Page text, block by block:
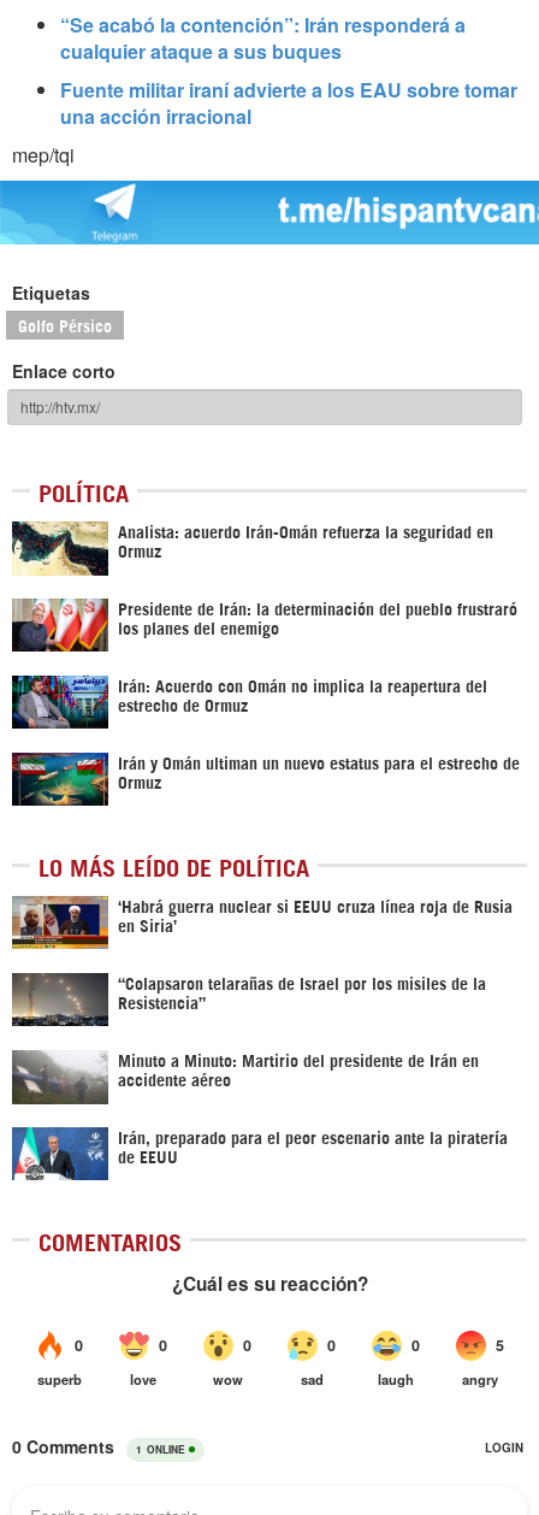
“Se acabó la contención”: Irán responderá a
cualquier ataque a sus buques
Fuente militar iraní advierte a los EAU sobre tomar
una acción irracional
mep/tqi
Etiquetas
Golfo Pérsico
Enlace corto
POLÍTICA
Analista: acuerdo Irán-Omán refuerza la seguridad en
Ormuz
Presidente de Irán: la determinación del pueblo frustraró
los planes del enemigo
Irán: Acuerdo con Omán no implica la reapertura del
estrecho de Ormuz
Irán y Omán ultiman un nuevo estatus para el estrecho de
Ormuz
LO MÁS LEÍDO DE POLÍTICA
‎‘Habrá guerra nuclear si EEUU cruza línea roja de Rusia
en Siria’‎
“Colapsaron telarañas de Israel por los misiles de la
Resistencia”
Minuto a Minuto: Martirio del presidente de Irán en
accidente aéreo
Irán, preparado para el peor escenario ante la piratería
de EEUU
COMENTARIOS